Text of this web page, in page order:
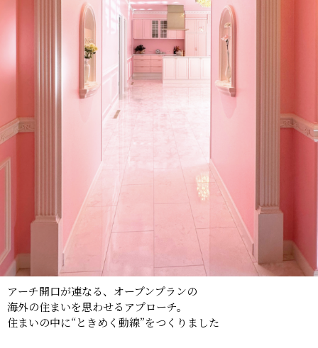
アーチ開口が連なる、オープンプランの
海外の住まいを思わせるアプローチ。
住まいの中に“ときめく動線”をつくりました